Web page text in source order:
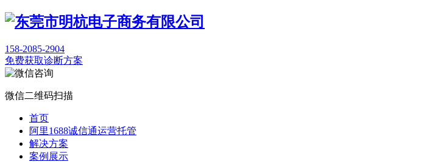
158-2085-2904
免费获取诊断方案
微信二维码扫描
首页
阿里1688诚信通运营托管
解决方案
案例展示